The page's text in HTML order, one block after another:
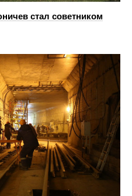
стал советником